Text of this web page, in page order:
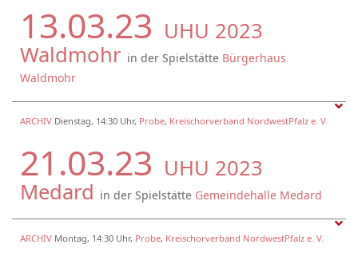
13.03.23 UHU 2023
Waldmohr in der Spielstätte Bürgerhaus
Waldmohr
ARCHIV Dienstag, 14:30 Uhr, Probe, Kreischorverband NordwestPfalz e. V.
21.03.23 UHU 2023
Medard in der Spielstätte Gemeindehalle Medard
ARCHIV Montag, 14:30 Uhr, Probe, Kreischorverband NordwestPfalz e. V.